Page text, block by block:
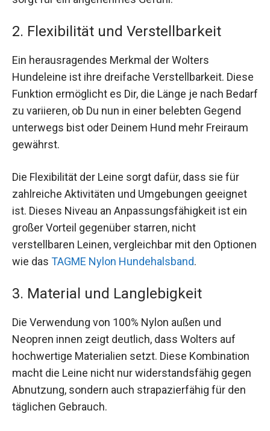
2. Flexibilität und Verstellbarkeit
Ein herausragendes Merkmal der Wolters
Hundeleine ist ihre dreifache Verstellbarkeit. Diese
Funktion ermöglicht es Dir, die Länge je nach Bedarf
zu variieren, ob Du nun in einer belebten Gegend
unterwegs bist oder Deinem Hund mehr Freiraum
gewährst.
Die Flexibilität der Leine sorgt dafür, dass sie für
zahlreiche Aktivitäten und Umgebungen geeignet
ist. Dieses Niveau an Anpassungsfähigkeit ist ein
großer Vorteil gegenüber starren, nicht
verstellbaren Leinen, vergleichbar mit den Optionen
wie das TAGME Nylon Hundehalsband.
3. Material und Langlebigkeit
Die Verwendung von 100% Nylon außen und
Neopren innen zeigt deutlich, dass Wolters auf
hochwertige Materialien setzt. Diese Kombination
macht die Leine nicht nur widerstandsfähig gegen
Abnutzung, sondern auch strapazierfähig für den
täglichen Gebrauch.